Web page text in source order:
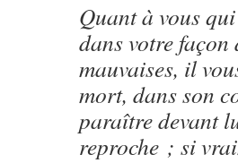
Quant à vous
dans votre façon
mauvaises, il
mort, dans son
paraître devant
reproche ; si